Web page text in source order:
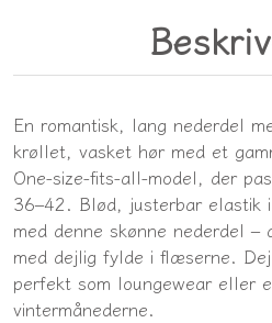
En romantisk, lang nederdel
krøllet, vasket hør med et
One-size-fits-all-model, der
36–42. Blød, justerbar
med denne skønne nederdel
med dejlig fylde i flæserne.
perfekt som loungewear eller
vintermånederne.